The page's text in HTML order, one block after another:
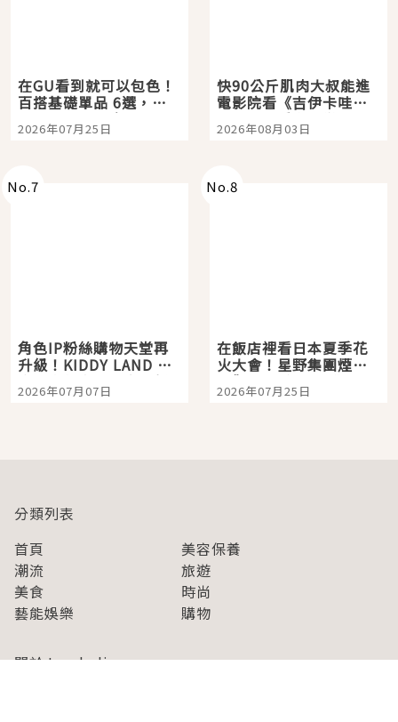
在GU看到就可以包色！
百搭基礎單品 6選，閉
眼全收也不心疼
2026年07月25日
快90公斤肌肉大叔能進
電影院看《吉伊卡哇》
嗎？日本重金屬樂團
「打首」會長與nagano
2026年08月03日
No.7
角色IP粉絲購物天堂再
升級！KIDDY LAND 原
宿店吉伊卡哇迎客，新
開幕 OMOKADO 店3分
2026年07月07日
No.8
在飯店裡看日本夏季花
火大會！星野集團煙火
景觀飯店6選，讓你不用
人擠人悠閒欣賞
2026年07月25日
分類列表
首頁
美容保養
潮流
旅遊
美食
時尚
藝能娛樂
購物
關於Japaholic